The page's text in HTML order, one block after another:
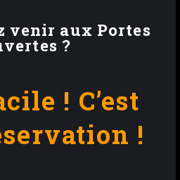
venir aux Portes
?
! C’est
!